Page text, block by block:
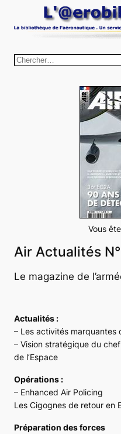
au
Vous
Air Actualités
Le magazine de
Actualités :
– Les activités marquantes
– Vision stratégique du chef
de l’Espace
Opérations :
– Enhanced Air Policing
Les Cigognes de retour en
Préparation des forces